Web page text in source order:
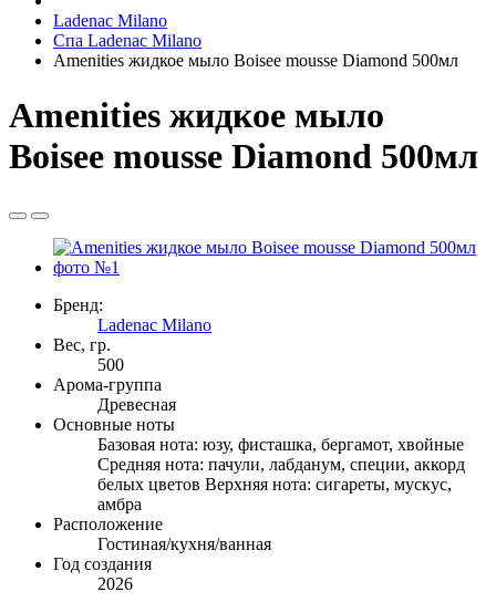
Ladenac Milano
Спа Ladenac Milano
Amenities жидкое мыло Boisee mousse Diamond 500мл
Amenities жидкое мыло
Boisee mousse Diamond 500мл
Бренд:
Ladenac Milano
Вес, гр.
500
Арома-группа
Древесная
Основные ноты
Базовая нота: юзу, фисташка, бергамот, хвойные
Средняя нота: пачули, лабданум, специи, аккорд
белых цветов Верхняя нота: сигареты, мускус,
амбра
Расположение
Гостиная/кухня/ванная
Год создания
2026